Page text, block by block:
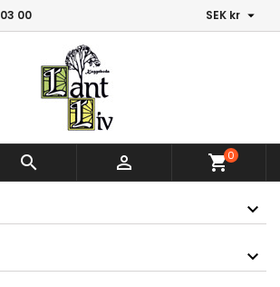
00 SEK kr 
  shopping_cart0